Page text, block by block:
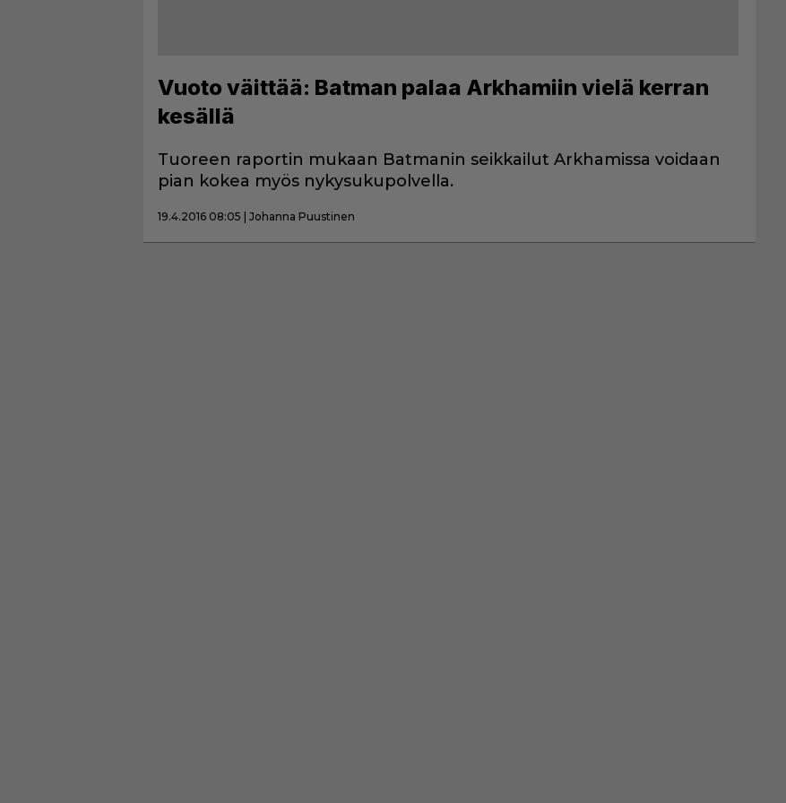
Vuoto väittää: Batman palaa Arkhamiin vielä kerran
kesällä
Tuoreen raportin mukaan Batmanin seikkailut Arkhamissa voidaan
pian kokea myös nykysukupolvella.
19.4.2016 08:05 | Johanna Puustinen